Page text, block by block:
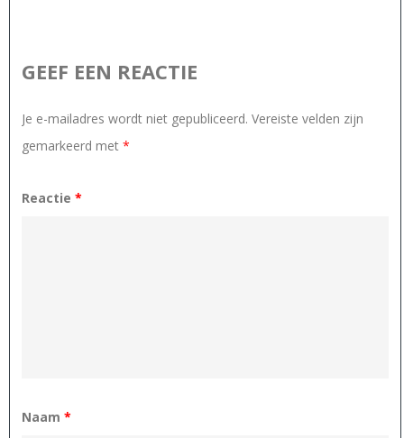
GEEF EEN REACTIE
Je e-mailadres wordt niet gepubliceerd. Vereiste velden zijn
gemarkeerd met *
Reactie *
Naam *